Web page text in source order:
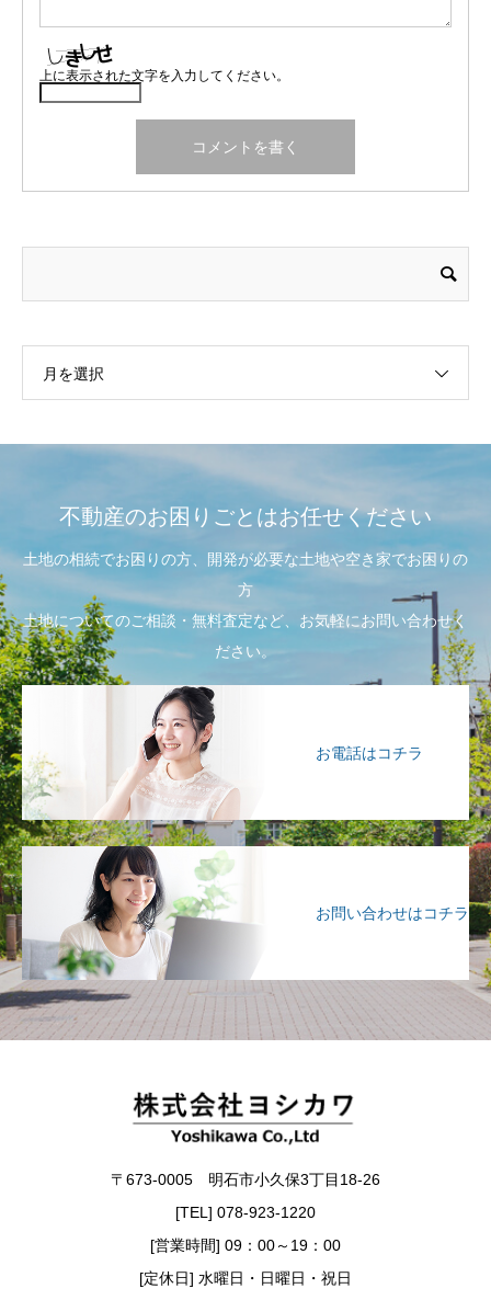
上に表示された文字を入力してください。
月を選択
不動産のお困りごとはお任せください
土地の相続でお困りの方、開発が必要な土地や空き家でお困りの
方
土地についてのご相談・無料査定など、お気軽にお問い合わせく
ださい。
お電話はコチラ
お問い合わせはコチラ
〒673-0005 明石市小久保3丁目18-26
[TEL] 078-923-1220
[営業時間] 09：00～19：00
[定休日] 水曜日・日曜日・祝日